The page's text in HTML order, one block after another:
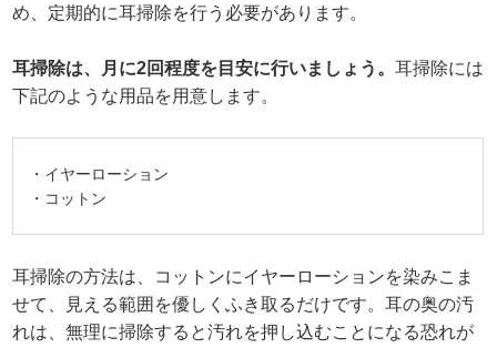
め、定期的に耳掃除を行う必要があります。
耳掃除は、月に2回程度を目安に行いましょう。耳掃除には
下記のような用品を用意します。
・イヤーローション
・コットン
耳掃除の方法は、コットンにイヤーローションを染みこま
せて、見える範囲を優しくふき取るだけです。耳の奥の汚
れは、無理に掃除すると汚れを押し込むことになる恐れが